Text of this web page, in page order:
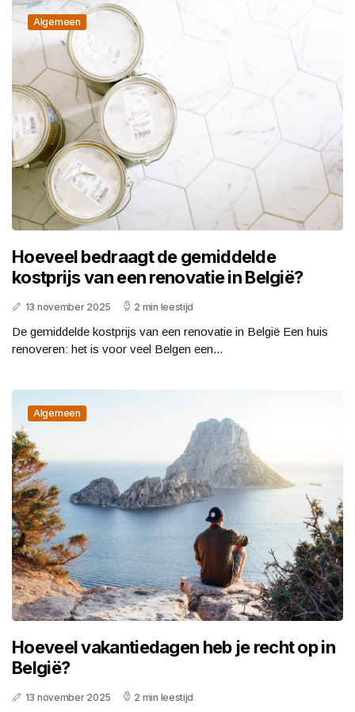
Algemeen
Hoeveel bedraagt de gemiddelde
kostprijs van een renovatie in België?
13 november 2025 2 min leestijd
De gemiddelde kostprijs van een renovatie in België Een huis
renoveren: het is voor veel Belgen een...
Algemeen
Hoeveel vakantiedagen heb je recht op in
België?
13 november 2025 2 min leestijd